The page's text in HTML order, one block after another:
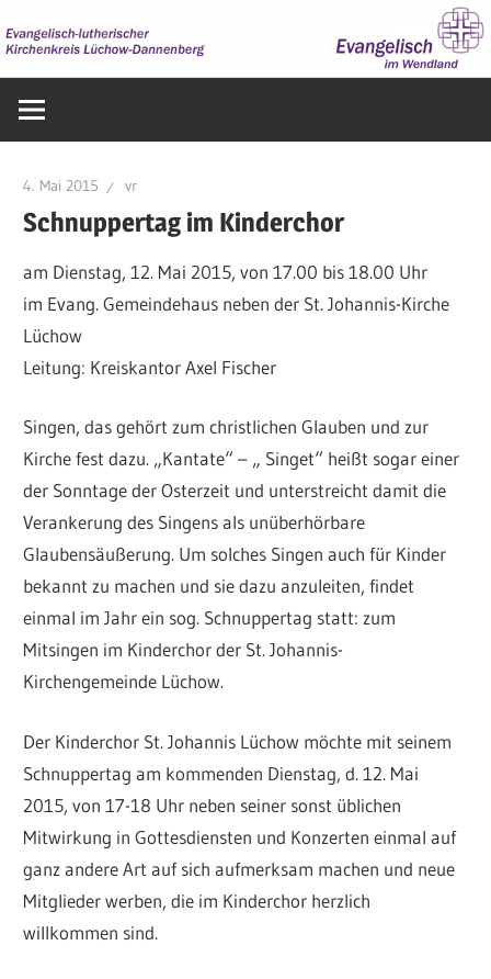
Inhalt
springen
im
4. Mai 2015 vr
Schnuppertag im Kinderchor
am Dienstag, 12. Mai 2015, von 17.00 bis 18.00 Uhr
im Evang. Gemeindehaus neben der St. Johannis-Kirche
Lüchow
Leitung: Kreiskantor Axel Fischer
Singen, das gehört zum christlichen Glauben und zur
Kirche fest dazu. „Kantate“ – „ Singet“ heißt sogar einer
der Sonntage der Osterzeit und unterstreicht damit die
Verankerung des Singens als unüberhörbare
Glaubensäußerung. Um solches Singen auch für Kinder
bekannt zu machen und sie dazu anzuleiten, findet
einmal im Jahr ein sog. Schnuppertag statt: zum
Mitsingen im Kinderchor der St. Johannis-
Kirchengemeinde Lüchow.
Der Kinderchor St. Johannis Lüchow möchte mit seinem
Schnuppertag am kommenden Dienstag, d. 12. Mai
2015, von 17-18 Uhr neben seiner sonst üblichen
Mitwirkung in Gottesdiensten und Konzerten einmal auf
ganz andere Art auf sich aufmerksam machen und neue
Mitglieder werben, die im Kinderchor herzlich
willkommen sind.